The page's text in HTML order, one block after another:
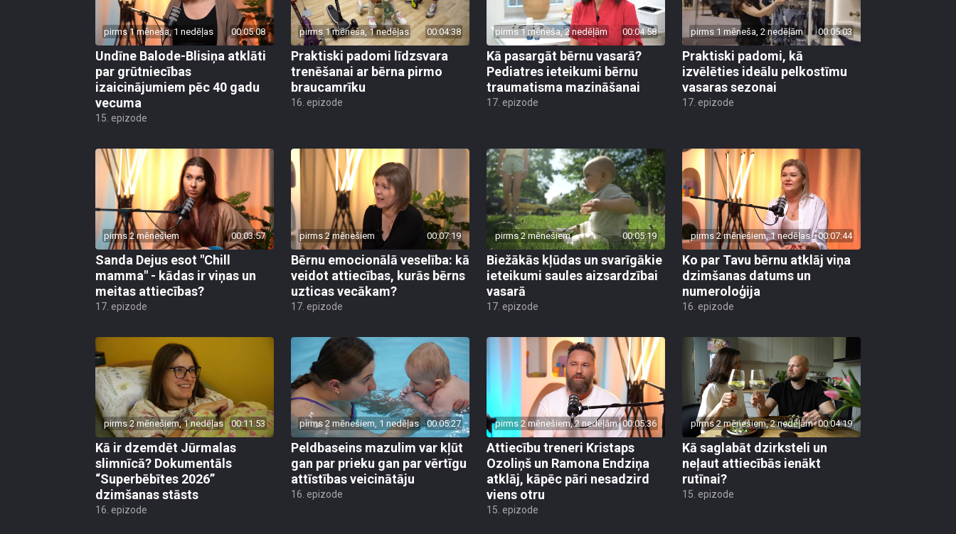
pirms 1 mēneša, 1 nedēļas 00:05:08
Undīne Balode-Blisiņa atklāti
par grūtniecības
izaicinājumiem pēc 40 gadu
vecuma
15. epizode
pirms 1 mēneša, 1 nedēļas 00:04:38
Praktiski padomi līdzsvara
trenēšanai ar bērna pirmo
braucamrīku
16. epizode
pirms 1 mēneša, 2 nedēļām 00:04:58
Kā pasargāt bērnu vasarā?
Pediatres ieteikumi bērnu
traumatisma mazināšanai
17. epizode
pirms 1 mēneša, 2 nedēļām 00:05:03
Praktiski padomi, kā
izvēlēties ideālu pelkostīmu
vasaras sezonai
17. epizode
pirms 2 mēnešiem 00:03:57
Sanda Dejus esot "Chill
mamma" - kādas ir viņas un
meitas attiecības?
17. epizode
pirms 2 mēnešiem 00:07:19
Bērnu emocionālā veselība: kā
veidot attiecības, kurās bērns
uzticas vecākam?
17. epizode
pirms 2 mēnešiem 00:05:19
Biežākās kļūdas un svarīgākie
ieteikumi saules aizsardzībai
vasarā
17. epizode
pirms 2 mēnešiem, 1 nedēļas 00:07:44
Ko par Tavu bērnu atklāj viņa
dzimšanas datums un
numeroloģija
16. epizode
pirms 2 mēnešiem, 1 nedēļas 00:11:53
Kā ir dzemdēt Jūrmalas
slimnīcā? Dokumentāls
“Superbēbītes 2026”
dzimšanas stāsts
16. epizode
pirms 2 mēnešiem, 1 nedēļas 00:05:27
Peldbaseins mazulim var kļūt
gan par prieku gan par vērtīgu
attīstības veicinātāju
16. epizode
pirms 2 mēnešiem, 2 nedēļām 00:05:36
Attiecību treneri Kristaps
Ozoliņš un Ramona Endziņa
atklāj, kāpēc pāri nesadzird
viens otru
15. epizode
pirms 2 mēnešiem, 2 nedēļām 00:04:19
Kā saglabāt dzirksteli un
neļaut attiecībās ienākt
rutīnai?
15. epizode